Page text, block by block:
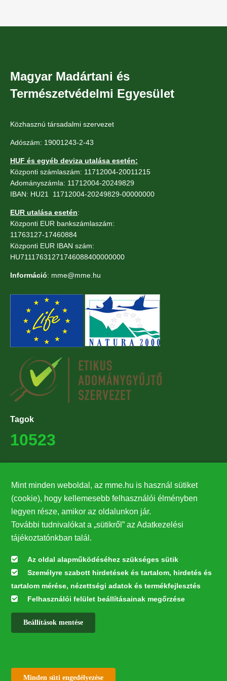
Magyar Madártani és
Természetvédelmi Egyesület
Közhasznú társadalmi szervezet
Adószám: 19001243-2-43
HUF és egyéb deviza utalása esetén:
Központi számlaszám: 11712004-20011215
Adományszámla: 11712004-20249829
IBAN: HU21 11712004-20249829-00000000
EUR utalása esetén:
Központi EUR bankszámlaszám:
11763127-17460884
Központi EUR IBAN szám:
HU71117631271746088400000000
Információ: mme@mme.hu
Tagok
10523
27224
Hírlevél feliratkozás
Értesüljön elsőként legfrissebb híreinkről, eseményeinkről!
Feliratkozás
Mint minden weboldal, az mme.hu is használ sütiket
(cookie), hogy kellemesebb felhasználói élményben
legyen része, amikor az oldalunkon jár.
További tudnivalókat a „sütikről” az Adatkezelési
tájékoztatónkban talál.
Az oldal alapműködéséhez szükséges sütik
Személyre szabott hirdetések és tartalom, hirdetés és
tartalom mérése, nézettségi adatok és termékfejlesztés
Felhasználói felület beállításainak megőrzése
Beállítások mentése
Minden süti engedélyezése